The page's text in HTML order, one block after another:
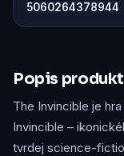
5060264378944
Popis
The Invincible je
Invincible –
tvrdej science-